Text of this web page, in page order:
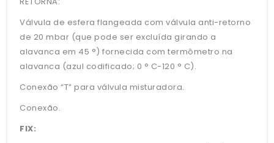
Válvula de esfera flangeada com válvula anti-retorno
de 20 mbar (que pode ser excluída girando a
alavanca em 45 °) fornecida com termômetro na
alavanca (azul codificado; 0 ° C-120 ° C).
Conexão “T” para válvula misturadora.
Conexão.
FIX: